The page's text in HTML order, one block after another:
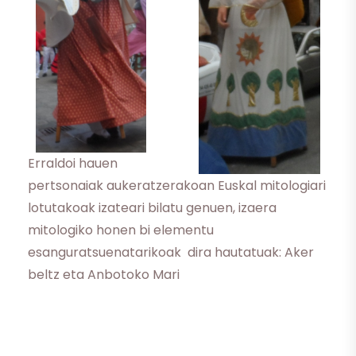
Erraldoi hauen
pertsonaiak aukeratzerakoan Euskal mitologiari
lotutakoak izateari bilatu genuen, izaera
mitologiko honen bi elementu
esanguratsuenatarikoak dira hautatuak: Aker
beltz eta Anbotoko Mari